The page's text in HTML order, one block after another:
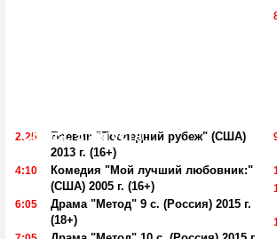
Среда, 5 августа
2:25
Боевик "Последний рубеж" (США)
2013 г. (16+)
4:10
Комедия "Мой лучший любовник:"
(США) 2005 г. (16+)
6:05
Драма "Метод" 9 с. (Россия) 2015 г.
(18+)